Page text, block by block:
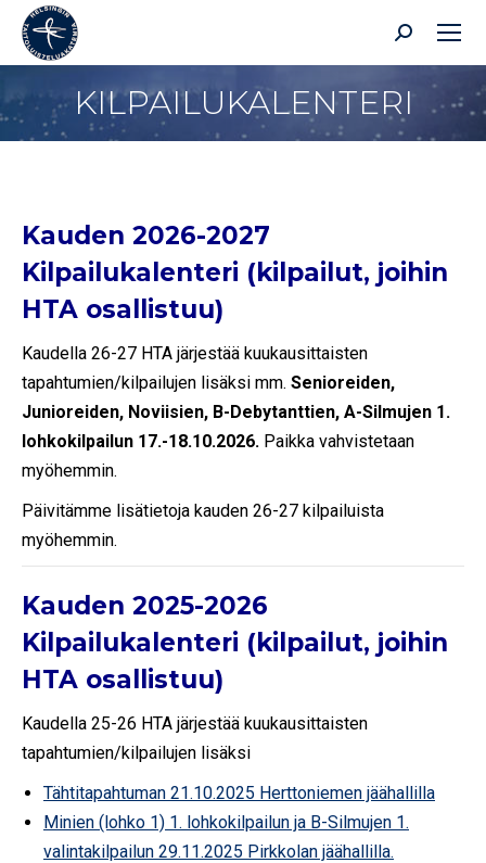
Search:
KILPAILUKALENTERI
You are here:
Kauden 2026-2027
Kilpailukalenteri (kilpailut, joihin
HTA osallistuu)
Kaudella 26-27 HTA järjestää kuukausittaisten
tapahtumien/kilpailujen lisäksi mm. Senioreiden,
Junioreiden, Noviisien, B-Debytanttien, A-Silmujen 1.
lohkokilpailun 17.-18.10.2026. Paikka vahvistetaan
myöhemmin.
Päivitämme lisätietoja kauden 26-27 kilpailuista
myöhemmin.
Kauden 2025-2026
Kilpailukalenteri (kilpailut, joihin
HTA osallistuu)
Kaudella 25-26 HTA järjestää kuukausittaisten
tapahtumien/kilpailujen lisäksi
Tähtitapahtuman 21.10.2025 Herttoniemen jäähallilla
Minien (lohko 1) 1. lohkokilpailun ja B-Silmujen 1.
valintakilpailun 29.11.2025 Pirkkolan jäähallilla.